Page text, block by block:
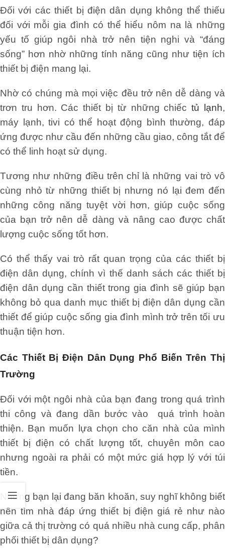
Đối với các thiết bị điện dân dụng không thể thiếu
đối với mỗi gia đình có thể hiểu nôm na là những
yếu tố giúp ngôi nhà trở nên tiện nghi và “đáng
sống” hơn nhờ những tính năng cũng như tiện ích
thiết bị điện mang lại.
Nhờ có chúng mà mọi việc đều trở nên dễ dàng và
trơn tru hơn. Các thiết bị từ những chiếctủ lạnh,
máy lạnh, tivi có thể hoạt động bình thường, đáp
ứng được như cầu đến những cầu giao, công tắt để
có thể linh hoạt sử dụng.
Tương như những điều trên chỉ là những vai trò vô
cùng nhỏ từ những thiết bị nhưng nó lại đem đến
những công năng tuyệt vời hơn, giúp cuộc sống
của bạn trở nên dễ dàng và nâng cao được chất
lượng cuộc sống tốt hơn.
Có thể thấy vai trò rất quan trọng của các thiết bị
điện dân dụng, chính vì thế danh sách các thiết bị
điện dân dụng cần thiết trong gia đình sẽ giúp bạn
không bỏ qua danh mục thiết bị điện dân dụng cần
thiết để giúp cuộc sống gia đình mình trở trên tối ưu
thuận tiện hơn.
Các Thiết Bị Điện Dân Dụng Phổ Biến Trên Thị
Trường
Đối với một ngôi nhà của bạn đang trong quá trình
thi công và đang dần bước vào quá trình hoàn
thiện. Bạn muốn lựa chọn cho căn nhà của mình
thiết bị điện có chất lượng tốt, chuyên môn cao
nhưng ngoài ra phải có một mức giá hợp lý với túi
tiền.
Nhưng bạn lại đang băn khoăn, suy nghĩ không biết
nên tìm nhà đáp ứng thiết bị điện giá rẻ như nào
giữa cả thị trường có quá nhiều nhà cung cấp, phân
phối thiết bị dân dụng?